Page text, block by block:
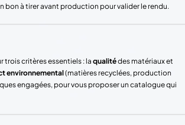
bon à tirer avant production pour valider le rendu.
trois critères essentiels : la qualitédes matériaux et
environnemental(matières recyclées, production
engagées, pour vous proposer un catalogue qui